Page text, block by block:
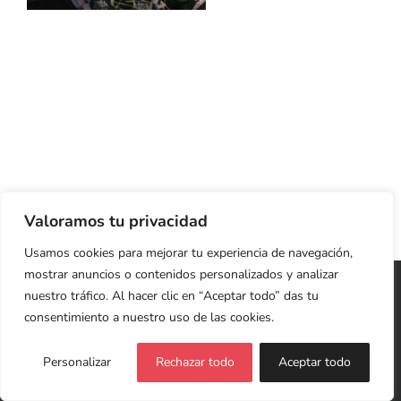
Valoramos tu privacidad
Usamos cookies para mejorar tu experiencia de navegación,
mostrar anuncios o contenidos personalizados y analizar
nuestro tráfico. Al hacer clic en “Aceptar todo” das tu
consentimiento a nuestro uso de las cookies.
Personalizar Rechazar todo Aceptar todo
Copyright 2026 Cristina Jardón | Web Diseñada y
Desarrollada con ♥LIVING ROOM
Política de Privacidad y Cookies
Facebook
X LinkedInInstagram
YouTube